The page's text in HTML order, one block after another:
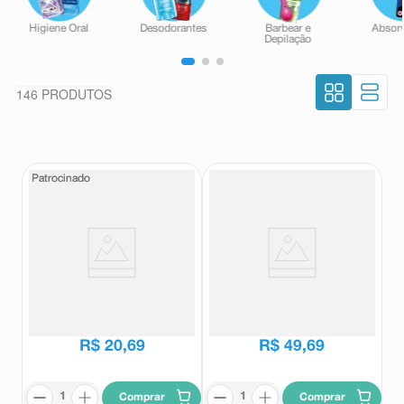
146 PRODUTOS
Patrocinado
Creme para Pentear Pantene
R$ 20,69
Comprar
Patrocinado
Tônico Capilar Pantene
R$ 49,69
Comprar